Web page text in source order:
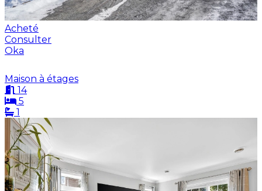
Acheté
Consulter
Oka
Maison à étages
14
5
1